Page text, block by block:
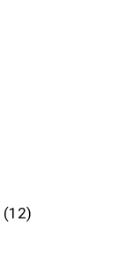
12